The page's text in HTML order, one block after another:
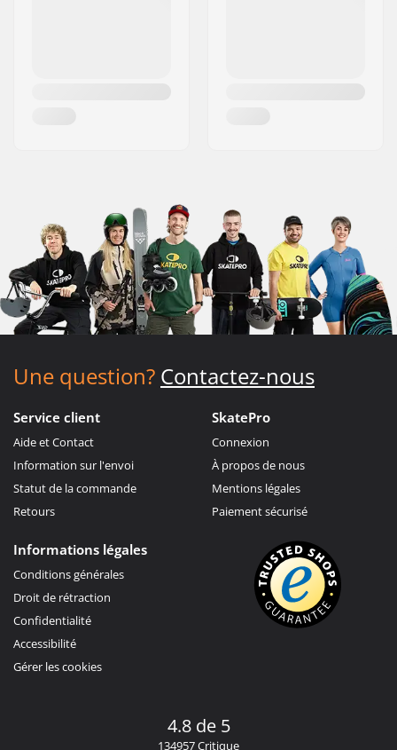
Une question? Contactez-nous
Service client
Aide et Contact
Information sur l'envoi
Statut de la commande
Retours
SkatePro
Connexion
À propos de nous
Mentions légales
Paiement sécurisé
Informations légales
Conditions générales
Droit de rétraction
Confidentialité
Accessibilité
Gérer les cookies
4.8 de 5
134957 Critique